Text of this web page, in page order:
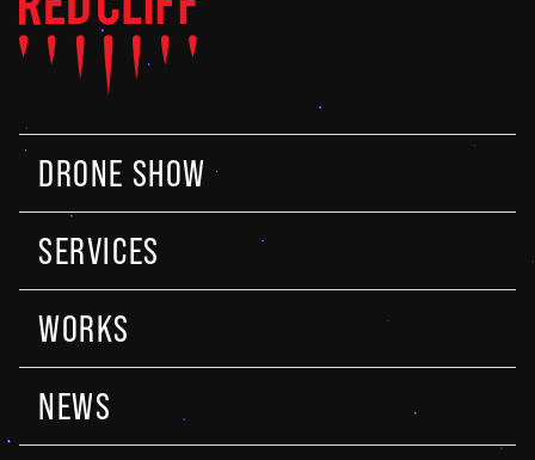
DRONE SHOW
SERVICES
WORKS
NEWS